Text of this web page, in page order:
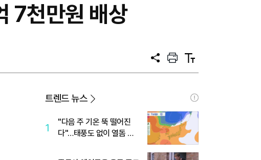
7천만원 배상
공
프
트
텍
트
트렌드 뉴스
1
"다음 주 기온 뚝 떨어진
다"…태풍도 없이 열돔 박